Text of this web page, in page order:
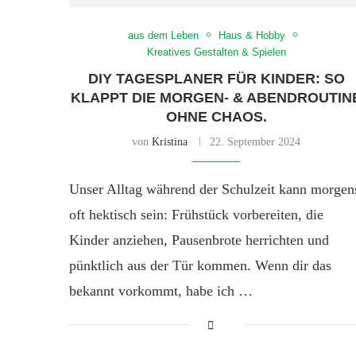
aus dem Leben
Haus & Hobby
Kreatives Gestalten & Spielen
DIY TAGESPLANER FÜR KINDER: SO
KLAPPT DIE MORGEN- &
OHNE CHAOS.
von Kristina 22. September 2024
Unser Alltag während der Schulzeit kann
oft hektisch sein: Frühstück vorbereiten, die
Kinder anziehen, Pausenbrote herrichten und
pünktlich aus der Tür kommen. Wenn dir das
bekannt vorkommt, habe ich …